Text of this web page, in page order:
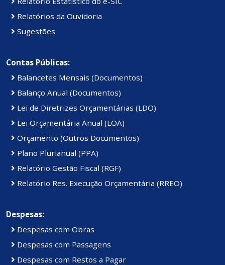
Relatórios da Ouvidoria
Sugestões
Contas Públicas:
Balancetes Mensais (Documentos)
Balanço Anual (Documentos)
Lei de Diretrizes Orçamentárias (LDO)
Lei Orçamentária Anual (LOA)
Orçamento (Outros Documentos)
Plano Plurianual (PPA)
Relatório Gestão Fiscal (RGF)
Relatório Res. Execução Orçamentária (RREO)
Despesas:
Despesas com Obras
Despesas com Passagens
Despesas com Restos a Pagar